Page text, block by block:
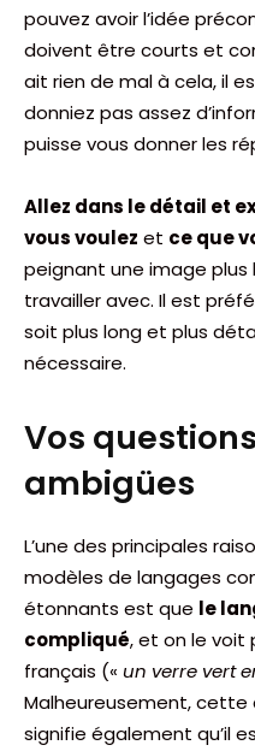
pouvez avoir l’idée
doivent être courts et
ait rien de mal à cela, il
donniez pas assez
puisse vous donner les
Allez dans le détail et
vous voulez et ce que
peignant une image plus
travailler avec. Il est
soit plus long et plus
nécessaire.
Vos
ambigües
L’une des principales
modèles de langages
étonnants est que le
compliqué, et on le voit
français (« un verre vert
Malheureusement,
signifie également qu’il